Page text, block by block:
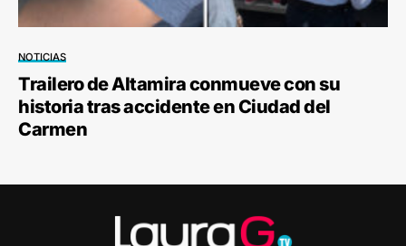
NOTICIAS
Trailero de Altamira conmueve con su
historia tras accidente en Ciudad del
Carmen